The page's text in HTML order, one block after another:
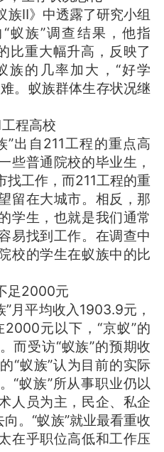
Ⅱ》中透露了研究小组
蚁族”调查结果，他指
比重大幅升高，反映了
族的几率加大，“好学
。蚁族群体生存状况继
程高校
自211工程的重点高
些普通院校的毕业生，
找工作，而211工程的重
留在大城市。相反，那
学生，也就是我们通常
易找到工作。在调查中
校的学生在蚁族中的比
足2000元
平均收入1903.9元，
2000元以下，“京蚁”的
而受访“蚁族”的预期收
“蚁族”认为目前的实际
“蚁族”所从事职业仍以
人员为主，民企、私企
。“蚁族”就业最看重收
在乎职位高低和工作压